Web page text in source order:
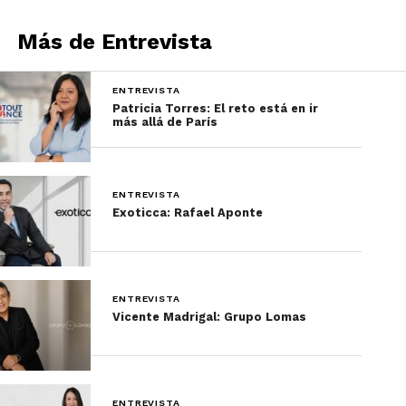
visitantes a todo el Estado, mediante las
estrategias de promoción con el cliente final
(turista) y con las empresas turísticas del país y del
mundo, llámese agencias de viajes y tour
operadores.
Más de Entrevista
ENTREVISTA
Patricia Torres: El reto está en ir
más allá de París
ENTREVISTA
Exoticca: Rafael Aponte
ENTREVISTA
Vicente Madrigal: Grupo Lomas
ENTREVISTA